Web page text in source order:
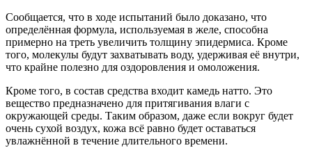
Сообщается, что в ходе испытаний было доказано, что
определённая формула, используемая в желе, способна
примерно на треть увеличить толщину эпидермиса. Кроме
того, молекулы будут захватывать воду, удерживая её внутри,
что крайне полезно для оздоровления и омоложения.
Кроме того, в состав средства входит камедь натто. Это
вещество предназначено для притягивания влаги с
окружающей среды. Таким образом, даже если вокруг будет
очень сухой воздух, кожа всё равно будет оставаться
увлажнённой в течение длительного времени.